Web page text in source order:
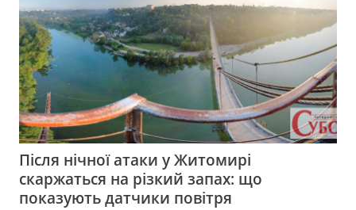
Після нічної атаки у Житомирі
скаржаться на різкий запах: що
показують датчики повітря